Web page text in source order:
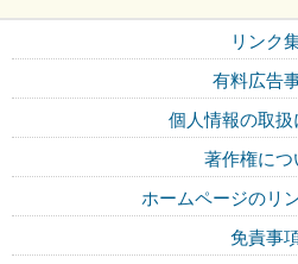
リンク
有料広告
個人情報の取扱
著作権につ
ホームページのリ
免責事